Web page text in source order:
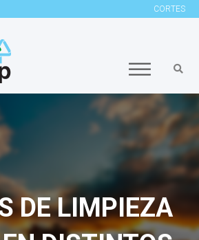
CORTES
DE LIMPIEZA